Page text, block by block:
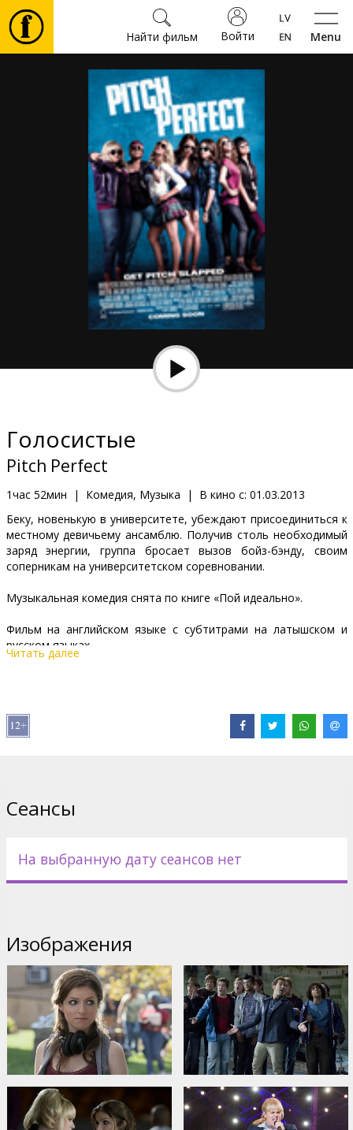
Menu
Войти
Найти фильм
Фильмы
Культура
Мероприятия
Новости
Подарки
Клуб
Голосистые
Pitch Perfect
1час 52мин | Комедия, Музыка | В кино с: 01.03.2013
Беку, новенькую в университете, убеждают присоединиться к
местному девичьему ансамблю. Получив столь необходимый
заряд энергии, группа бросает вызов бойз-бэнду, своим
соперникам на университетском соревновании.
Музыкальная комедия снята по книге «Пой идеально».
Фильм на английском языке с субтитрами на латышском и
русском языках.
Pежиссер :
В ролях:
Elizabeth Banks Brittany Snow
Читать далее
Сеансы
На выбранную дату сеансов нет
Изображения